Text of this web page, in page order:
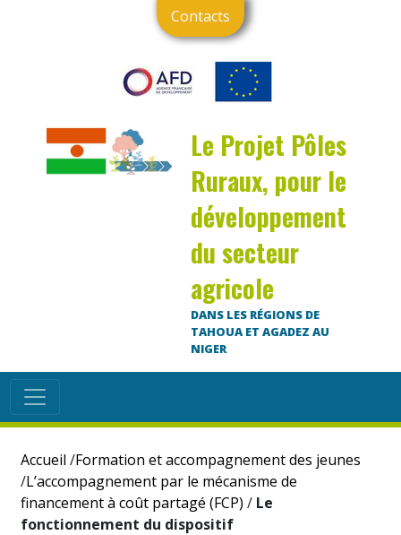
Le Projet Pôles
Ruraux, pour le
développement
du secteur
agricole
DANS LES RÉGIONS DE
TAHOUA ET AGADEZ AU
NIGER
Contacts
Accueil /Formation et accompagnement des jeunes
/L’accompagnement par le mécanisme de
financement à coût partagé (FCP) / Le
fonctionnement du dispositif